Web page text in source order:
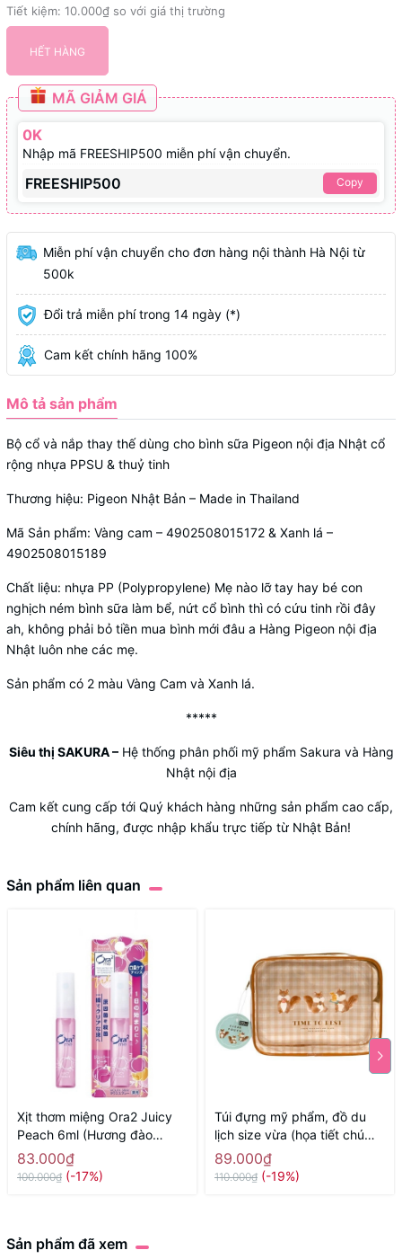
Tiết kiệm: 10.000₫ so với giá thị trường
HẾT HÀNG
MÃ GIẢM GIÁ
0K
Nhập mã FREESHIP500 miễn phí vận chuyển.
FREESHIP500 Copy
Miễn phí vận chuyển cho đơn hàng nội thành Hà Nội từ
500k
Đổi trả miễn phí trong 14 ngày (*)
Cam kết chính hãng 100%
Mô tả sản phẩm
Bộ cổ và nắp thay thế dùng cho bình sữa Pigeon nội địa Nhật cổ
rộng nhựa PPSU & thuỷ tinh
Thương hiệu: Pigeon Nhật Bản – Made in Thailand
Mã Sản phẩm: Vàng cam – 4902508015172 & Xanh lá –
4902508015189
Chất liệu: nhựa PP (Polypropylene) Mẹ nào lỡ tay hay bé con
nghịch ném bình sữa làm bể, nứt cổ bình thì có cứu tinh rồi đây
ah, không phải bỏ tiền mua bình mới đâu a Hàng Pigeon nội địa
Nhật luôn nhe các mẹ.
Sản phẩm có 2 màu Vàng Cam và Xanh lá.
*****
Siêu thị SAKURA –Hệ thống phân phối mỹ phẩm Sakura và Hàng
Nhật nội địa
Cam kết cung cấp tới Quý khách hàng những sản phẩm cao cấp,
chính hãng, được nhập khẩu trực tiếp từ Nhật Bản!
Sản phẩm liên quan
Xịt thơm miệng Ora2 Juicy
Peach 6ml (Hương đào
mọng nước) - Hàng Nhật
chính hãng
83.000₫
100.000₫ (-17%)
Túi đựng mỹ phẩm, đồ du
lịch size vừa (họa tiết chú
sóc) - Hàng Nhật nội địa
89.000₫
110.000₫ (-19%)
Sản phẩm đã xem